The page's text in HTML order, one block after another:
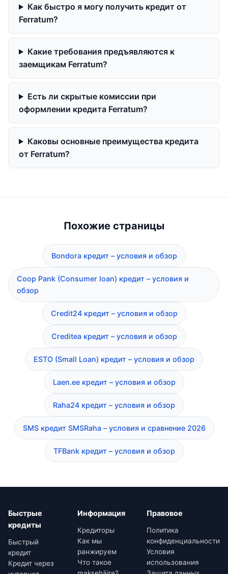
Как быстро я могу получить кредит от
Ferratum?
Какие требования предъявляются к
заемщикам Ferratum?
Есть ли скрытые комиссии при
оформлении кредита Ferratum?
Каковы основные преимущества кредита
от Ferratum?
Похожие страницы
Bondora кредит – условия и обзор
Coop Pank (Consumer loan) кредит – условия и
обзор
Credit24 кредит – условия и обзор
Creditea кредит – условия и обзор
ESTO (Small Loan) кредит – условия и обзор
Laen.ee кредит – условия и обзор
Raha24 кредит – условия и обзор
SMS кредит SMSRaha – условия и сравнение 2026
TFBank кредит – условия и обзор
Быстрые
кредиты
Быстрый
кредит
Кредит через
Информация
Кредиторы
Как мы
ранжируем
Что такое
Правовое
Политика
конфиденциальности
Условия
использования